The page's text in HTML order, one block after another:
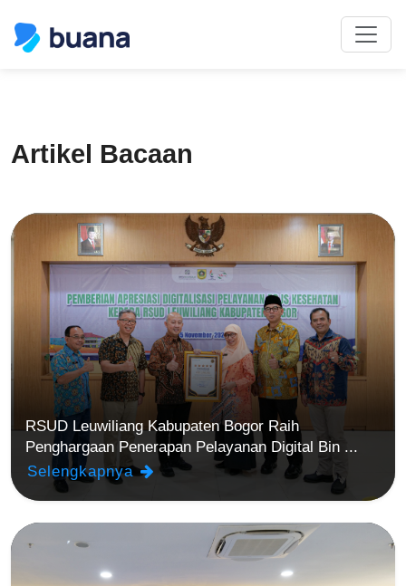
Artikel Bacaan
RSUD Leuwiliang Kabupaten Bogor Raih
Penghargaan Penerapan Pelayanan Digital Bin ...
Selengkapnya